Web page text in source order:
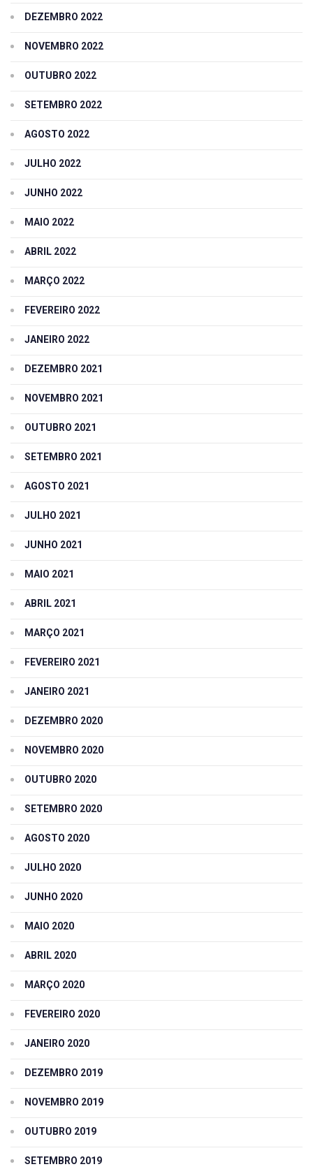
DEZEMBRO 2022
NOVEMBRO 2022
OUTUBRO 2022
SETEMBRO 2022
AGOSTO 2022
JULHO 2022
JUNHO 2022
MAIO 2022
ABRIL 2022
MARÇO 2022
FEVEREIRO 2022
JANEIRO 2022
DEZEMBRO 2021
NOVEMBRO 2021
OUTUBRO 2021
SETEMBRO 2021
AGOSTO 2021
JULHO 2021
JUNHO 2021
MAIO 2021
ABRIL 2021
MARÇO 2021
FEVEREIRO 2021
JANEIRO 2021
DEZEMBRO 2020
NOVEMBRO 2020
OUTUBRO 2020
SETEMBRO 2020
AGOSTO 2020
JULHO 2020
JUNHO 2020
MAIO 2020
ABRIL 2020
MARÇO 2020
FEVEREIRO 2020
JANEIRO 2020
DEZEMBRO 2019
NOVEMBRO 2019
OUTUBRO 2019
SETEMBRO 2019